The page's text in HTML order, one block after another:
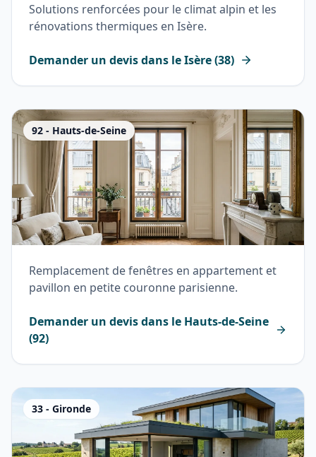
Solutions renforcées pour le climat alpin et les
rénovations thermiques en Isère.
Demander un devis dans leIsère(38)
92 - Hauts-de-Seine
Remplacement de fenêtres en appartement et
pavillon en petite couronne parisienne.
Demander un devis dans le Hauts-de-Seine
(92)
33 - Gironde